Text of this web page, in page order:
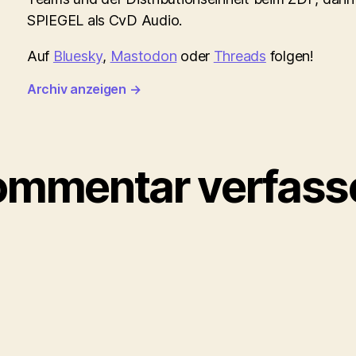
SPIEGEL als CvD Audio.
Auf Bluesky, Mastodon oder Threads folgen!
Archiv anzeigen →